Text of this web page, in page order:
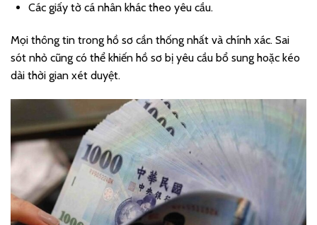
Các giấy tờ cá nhân khác theo yêu cầu.
Mọi thông tin trong hồ sơ cần thống nhất và chính xác. Sai
sót nhỏ cũng có thể khiến hồ sơ bị yêu cầu bổ sung hoặc kéo
dài thời gian xét duyệt.